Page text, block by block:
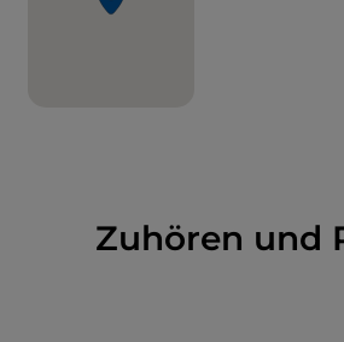
Zuhören und